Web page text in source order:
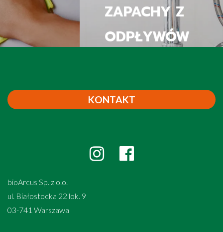
ZAPACHY Z
ODPŁYWÓW
KONTAKT
bioArcus Sp. z o.o.
ul. Białostocka 22 lok. 9
03-741 Warszawa